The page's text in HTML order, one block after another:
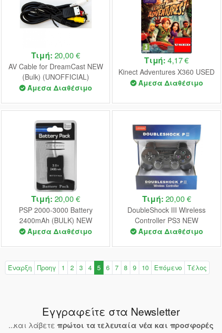
Τιμή: 20,00 €
AV Cable for DreamCast NEW
(Bulk) (UNOFFICIAL)
Άμεσα Διαθέσιμο
Τιμή: 4,17 €
Kinect Adventures X360 USED
Άμεσα Διαθέσιμο
Τιμή: 20,00 €
PSP 2000-3000 Battery
2400mAh (BULK) NEW
Άμεσα Διαθέσιμο
Τιμή: 20,00 €
DoubleShock III Wireless
Controller PS3 NEW
(Unofficial)
Άμεσα Διαθέσιμο
Έναρξη Προηγ 1 2 3 4 5 6 7 8 9 10 Επόμενο Τέλος
Εγγραφείτε στα Newsletter
...και λάβετε πρώτοι τα τελευταία νέα και προσφορές